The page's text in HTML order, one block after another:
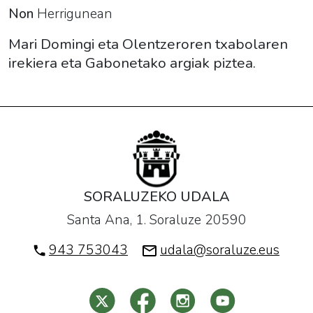
Non Herrigunean
Mari Domingi eta Olentzeroren txabolaren
irekiera eta Gabonetako argiak piztea.
SORALUZEKO UDALA
Santa Ana, 1. Soraluze 20590
943 753043
udala@soraluze.eus